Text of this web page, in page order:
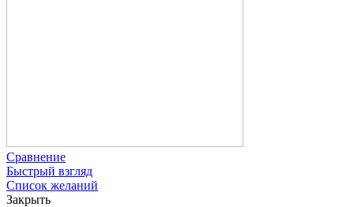
Сравнение
Быстрый взгляд
Список желаний
Закрыть